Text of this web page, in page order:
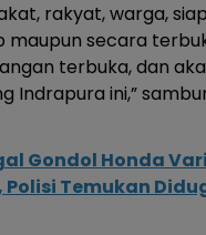
rakyat, warga,
secara
terbuka, dan
Indrapura ini,”
Gondol Honda
Temukan